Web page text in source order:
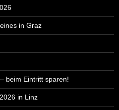
in Graz
beim Eintritt sparen!
in Linz